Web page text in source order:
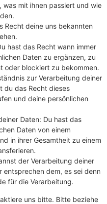
mit ihnen passiert und wie
Recht deine uns bekannten
hast das Recht wann immer
Daten zu ergänzen, zu
oder blockiert zu bekommen.
zur Verarbeitung deiner
du das Recht dieses
und deine persönlichen
Daten: Du hast das
Daten von einem
in ihrer Gesamtheit zu einem
der Verarbeitung deiner
entsprechen dem, es sei denn
für die Verarbeitung.
uns bitte. Bitte beziehe